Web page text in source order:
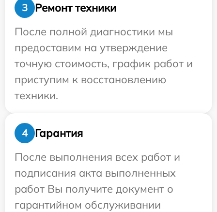
3
Ремонт техники
После полной диагностики мы
предоставим на утверждение
точную стоимость, график работ и
приступим к восстановлению
техники.
4
Гарантия
После выполнения всех работ и
подписания акта выполненных
работ Вы получите документ о
гарантийном обслуживании